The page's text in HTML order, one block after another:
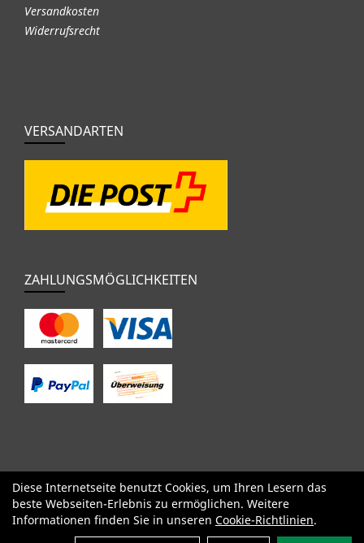
Versandkosten
Widerrufsrecht
VERSANDARTEN
ZAHLUNGSMÖGLICHKEITEN
SALE Specialized Factor Cervélo BMC Orbea
Yeti
Pinarello
OPEN Kids / BMX Komponenten
Bekleidung
Zubehör
Sale
Diese Internetseite benutzt Cookies, um Ihren Lesern das
beste Webseiten-Erlebnis zu ermöglichen. Weitere
Informationen finden Sie in unseren Cookie-Richtlinien.